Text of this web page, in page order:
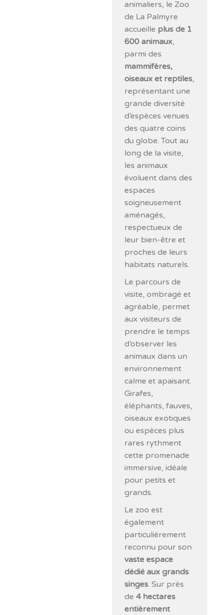
animaliers, le Zoo
de La Palmyre
accueille plus de 1
600 animaux,
parmi des
mammifères,
oiseaux et reptiles,
représentant une
grande diversité
d’espèces venues
des quatre coins
du globe. Tout au
long de la visite,
les animaux
évoluent dans des
espaces
soigneusement
aménagés,
respectueux de
leur bien-être et
proches de leurs
habitats naturels.
Le parcours de
visite, ombragé et
agréable, permet
aux visiteurs de
prendre le temps
d’observer les
animaux dans un
environnement
calme et apaisant.
Girafes,
éléphants, fauves,
oiseaux exotiques
ou espèces plus
rares rythment
cette promenade
immersive, idéale
pour petits et
grands.
Le zoo est
également
particulièrement
reconnu pour son
vaste espace
dédié aux grands
singes. Sur près
de 4 hectares
entièrement